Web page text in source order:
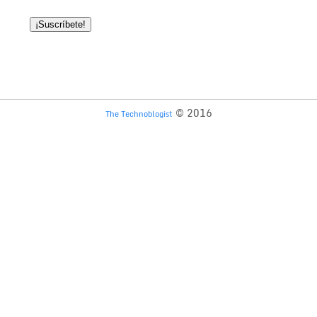
The Technoblogist © 2016